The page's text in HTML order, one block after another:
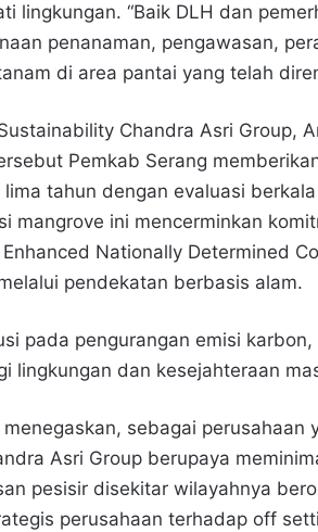
lingkungan. “Baik DLH dan
penanaman, pengawasan,
di area pantai yang telah
Chandra Asri Group,
Pemkab Serang
lima tahun dengan evaluasi
mangrove ini mencerminkan
Nationally Determined
pendekatan berbasis alam.
pada pengurangan emisi
lingkungan dan kesejahteraan
sebagai perusahaan
Asri Group berupaya
pesisir disekitar wilayahnya
perusahaan terhadap off